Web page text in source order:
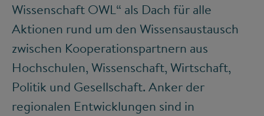
Wissenschaft OWL“ als Dach für alle
Aktionen rund um den Wissensaustausch
zwischen Kooperationspartnern aus
Hochschulen, Wissenschaft, Wirtschaft,
Politik und Gesellschaft. Anker der
regionalen Entwicklungen sind in